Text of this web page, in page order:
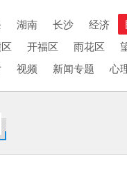
湖南 长沙 经济
开福区 雨花区
视频 新闻专题 心